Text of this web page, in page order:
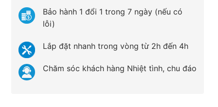
Bảo hành 1 đổi 1 trong 7 ngày (nếu có
lỗi)
Lắp đặt nhanh trong vòng từ 2h đến 4h
Chăm sóc khách hàng Nhiệt tình, chu đáo